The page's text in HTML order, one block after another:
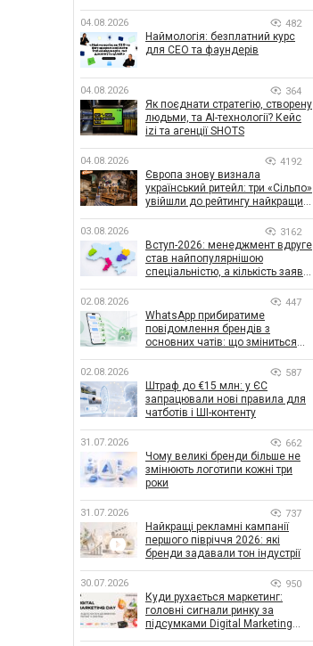
04.08.2026 482
Наймологія: безплатний курс
для CEO та фаундерів
04.08.2026 364
Як поєднати стратегію, створену
людьми, та AI-технології? Кейс
izi та агенції SHOTS
04.08.2026 4192
Європа знову визнала
український ритейл: три «Сільпо»
увійшли до рейтингу найкращих
03.08.2026 3162
Вступ-2026: менеджмент вдруге
став найпопулярнішою
спеціальністю, а кількість заяв
02.08.2026 447
WhatsApp прибиратиме
повідомлення брендів з
основних чатів: що зміниться
02.08.2026 587
Штраф до €15 млн: у ЄС
запрацювали нові правила для
чатботів і ШІ-контенту
31.07.2026 662
Чому великі бренди більше не
змінюють логотипи кожні три
роки
31.07.2026 737
Найкращі рекламні кампанії
першого півріччя 2026: які
бренди задавали тон індустрії
30.07.2026 950
Куди рухається маркетинг:
головні сигнали ринку за
підсумками Digital Marketing